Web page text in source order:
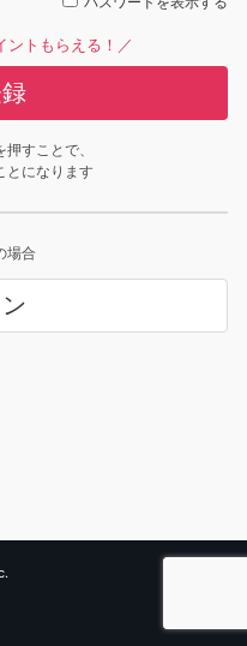
ントもらえる！／
すことで、
とになります
場合